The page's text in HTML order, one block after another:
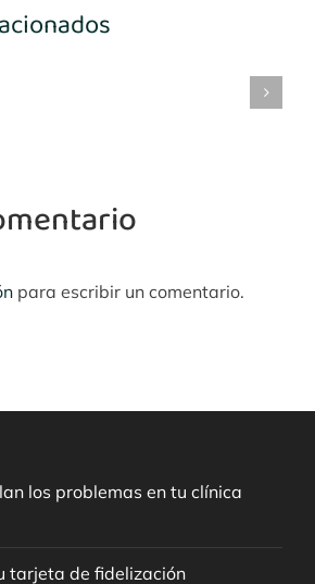
Zimmer
para escribir un comentario.
los problemas en tu clínica
tarjeta de fidelización